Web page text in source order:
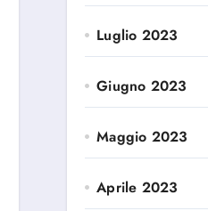
Luglio 2023
Giugno 2023
Maggio 2023
Aprile 2023